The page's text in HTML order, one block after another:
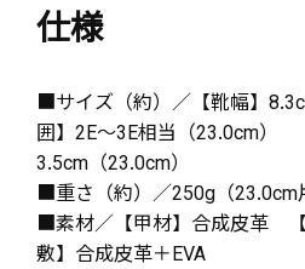
仕様
■サイズ（約）／【靴幅】
囲】2E～3E相当（23.0cm）
3.5cm（23.0cm）
■重さ（約）／250g（23.0cm
■素材／【甲材】合成皮革
敷】合成皮革＋EVA